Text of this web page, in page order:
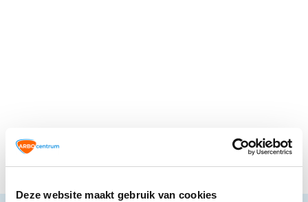
Deze website maakt gebruik van cookies